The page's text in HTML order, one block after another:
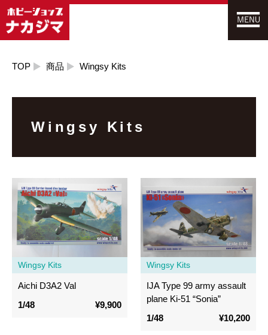
TOP 商品 Wingsy Kits
Wingsy Kits
Wingsy Kits
Aichi D3A2 Val
1/48
¥9,900
Wingsy Kits
IJA Type 99 army assault
plane Ki-51 “Sonia”
1/48
¥10,200